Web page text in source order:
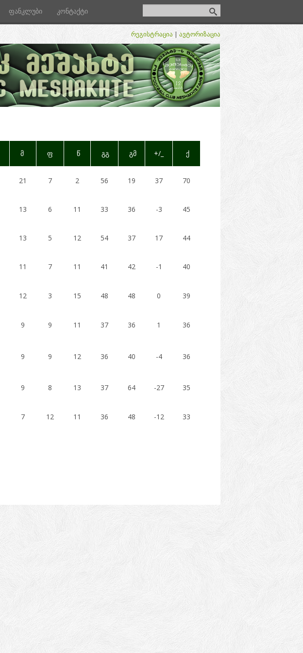
ფანკლუბი კონტაქტი
რეგისტრაცია | ავტორიზაცია
მ ფ წ გგ გმ +/_ ქ
21 7 2 56 19 37 70
13 6 11 33 36 -3 45
13 5 12 54 37 17 44
11 7 11 41 42 -1 40
12 3 15 48 48 0 39
9 9 11 37 36 1 36
9 9 12 36 40 -4 36
9 8 13 37 64 -27 35
7 12 11 36 48 -12 33